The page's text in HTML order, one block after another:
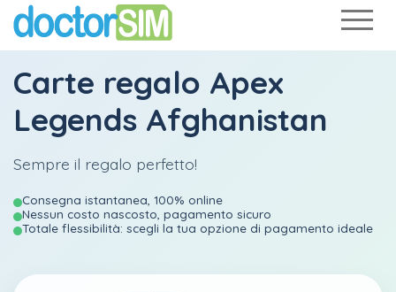
Carte regalo Apex
Legends Afghanistan
Sempre il regalo perfetto!
Consegna istantanea, 100% online
Nessun costo nascosto, pagamento sicuro
Totale flessibilità: scegli la tua opzione di pagamento ideale